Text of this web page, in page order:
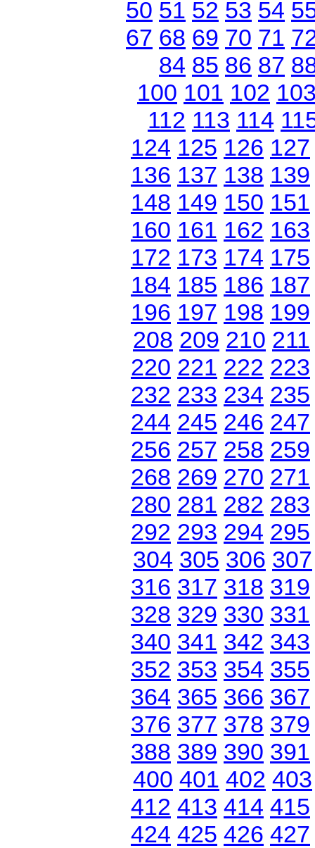
50 51 52 53 54
67 68 69 70 71
84 85 86 87
100 101 102
112 113 114
124 125 126 127
136 137 138 139
148 149 150 151
160 161 162 163
172 173 174 175
184 185 186 187
196 197 198 199
208 209 210 211
220 221 222 223
232 233 234 235
244 245 246 247
256 257 258 259
268 269 270 271
280 281 282 283
292 293 294 295
304 305 306 307
316 317 318 319
328 329 330 331
340 341 342 343
352 353 354 355
364 365 366 367
376 377 378 379
388 389 390 391
400 401 402 403
412 413 414 415
424 425 426 427